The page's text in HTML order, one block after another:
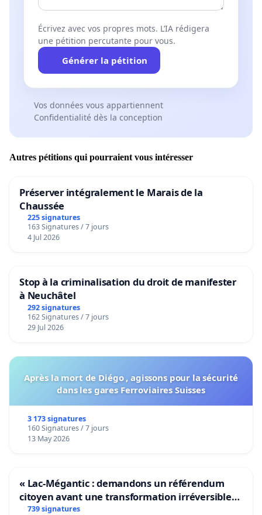
Écrivez avec vos propres mots. L’IA rédigera
une pétition percutante pour vous.
Générer la pétition
Vos données vous appartiennent
Confidentialité dès la conception
Autres pétitions qui pourraient vous intéresser
Préserver intégralement le Marais de la
Chaussée
225 signatures
163 Signatures / 7 jours
4 Jul 2026
Stop à la criminalisation du droit de manifester
à Neuchâtel
292 signatures
162 Signatures / 7 jours
29 Jul 2026
Après la mort de Diégo , agissons pour la sécurité
dans les gares Ferroviaires Suisses
3 173 signatures
160 Signatures / 7 jours
13 May 2026
« Lac-Mégantic : demandons un référendum
citoyen avant une transformation irréversible
de notre territoire »
739 signatures